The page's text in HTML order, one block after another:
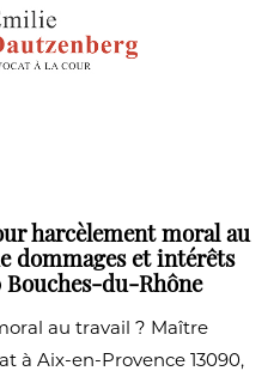
harcèlement moral au
dommages et intérêts
Bouches-du-Rhône
au travail ? Maître
à Aix-en-Provence 13090,